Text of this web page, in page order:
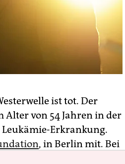
ist tot. Der
Alter von 54 Jahren in der
Erkrankung.
, in Berlin mit. Bei